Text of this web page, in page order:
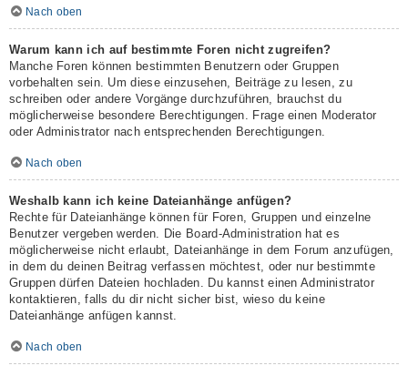
Nach oben
Warum kann ich auf bestimmte Foren nicht zugreifen?
Manche Foren können bestimmten Benutzern oder Gruppen
vorbehalten sein. Um diese einzusehen, Beiträge zu lesen, zu
schreiben oder andere Vorgänge durchzuführen, brauchst du
möglicherweise besondere Berechtigungen. Frage einen Moderator
oder Administrator nach entsprechenden Berechtigungen.
Nach oben
Weshalb kann ich keine Dateianhänge anfügen?
Rechte für Dateianhänge können für Foren, Gruppen und einzelne
Benutzer vergeben werden. Die Board-Administration hat es
möglicherweise nicht erlaubt, Dateianhänge in dem Forum anzufügen,
in dem du deinen Beitrag verfassen möchtest, oder nur bestimmte
Gruppen dürfen Dateien hochladen. Du kannst einen Administrator
kontaktieren, falls du dir nicht sicher bist, wieso du keine
Dateianhänge anfügen kannst.
Nach oben